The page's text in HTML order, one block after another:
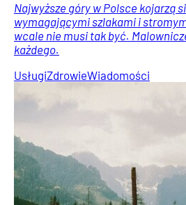
Najwyższe góry w Polsce kojarzą
wymagającymi szlakami i
wcale nie musi tak być.
każdego.
UsługiZdrowieWiadomości